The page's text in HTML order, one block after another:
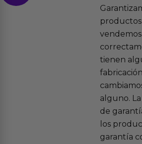
tienen
alguno.
de
los
garantía